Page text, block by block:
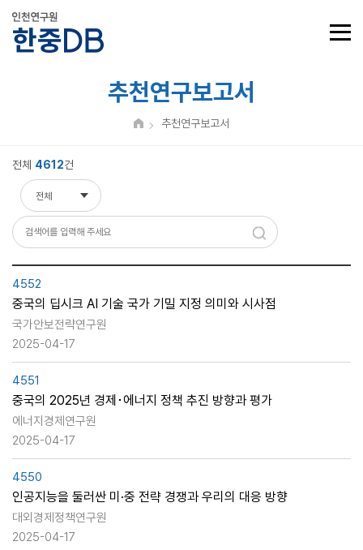
추천연구보고서
추천연구보고서
전체 4612건
전체
전체
제목
4552
중국의 딥시크 AI 기술 국가 기밀 지정 의미와 시사점
국가안보전략연구원
2025-04-17
4551
중국의 2025년 경제･에너지 정책 추진 방향과 평가
에너지경제연구원
2025-04-17
4550
인공지능을 둘러싼 미·중 전략 경쟁과 우리의 대응 방향
대외경제정책연구원
2025-04-17